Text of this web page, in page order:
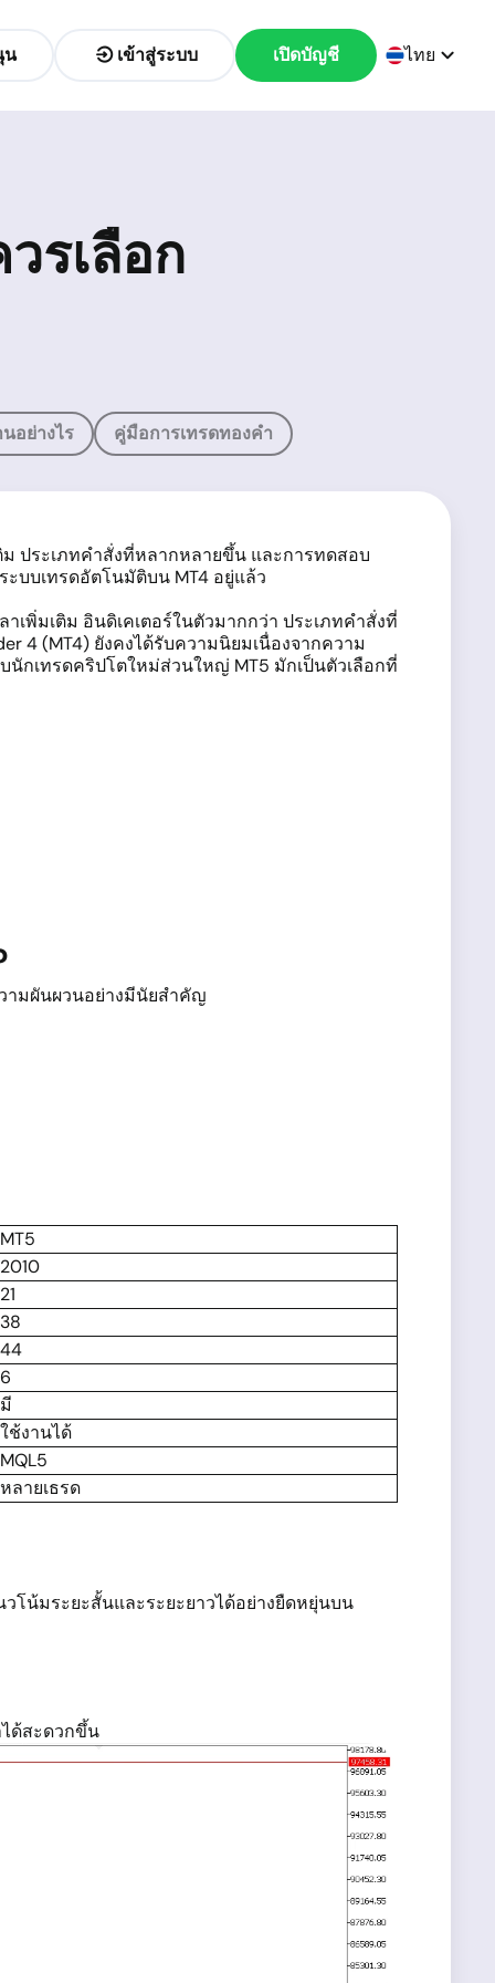
น เข้าสู่ระบบ เปิดบัญชี ไทย
รเลือก
อย่างไร คู่มือการเทรดทองคำ
ม ประเภทคำสั่งที่หลากหลายขึ้น และการทดสอบ
บบเทรดอัตโนมัติบน MT4 อยู่แล้ว
เพิ่มเติม อินดิเคเตอร์ในตัวมากกว่า ประเภทคำสั่งที่
4 (MT4) ยังคงได้รับความนิยมเนื่องจากความ
นักเทรดคริปโตใหม่ส่วนใหญ่ MT5 มักเป็นตัวเลือกที่
ามผันผวนอย่างมีนัยสำคัญ
MT5
2010
21
38
44
6
มี
ใช้งานได้
MQL5
หลายเธรด
วโน้มระยะสั้นและระยะยาวได้อย่างยืดหยุ่นบน
ได้สะดวกขึ้น